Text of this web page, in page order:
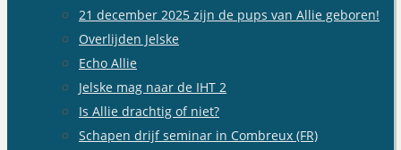
21 december 2025 zijn de pups van Allie geboren!
Overlijden Jelske
Echo Allie
Jelske mag naar de IHT 2
Is Allie drachtig of niet?
Schapen drijf seminar in Combreux (FR)